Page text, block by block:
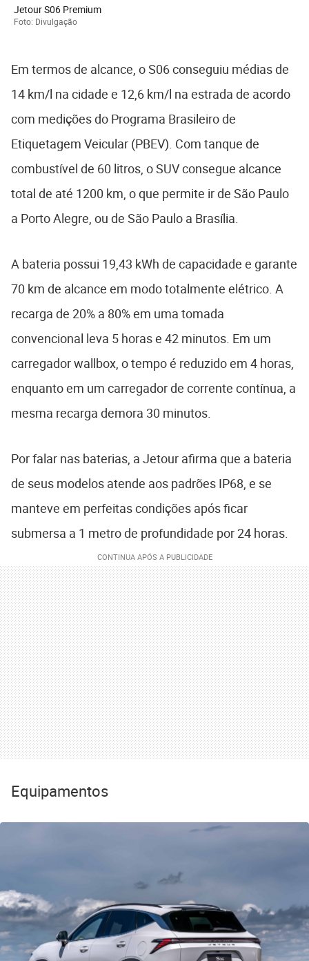
Jetour S06 Premium
Foto: Divulgação
Em termos de alcance, o S06 conseguiu médias de
14 km/l na cidade e 12,6 km/l na estrada de acordo
com medições do Programa Brasileiro de
Etiquetagem Veicular (PBEV). Com tanque de
combustível de 60 litros, o SUV consegue alcance
total de até 1200 km, o que permite ir de São Paulo
a Porto Alegre, ou de São Paulo a Brasília.
A bateria possui 19,43 kWh de capacidade e garante
70 km de alcance em modo totalmente elétrico. A
recarga de 20% a 80% em uma tomada
convencional leva 5 horas e 42 minutos. Em um
carregador wallbox, o tempo é reduzido em 4 horas,
enquanto em um carregador de corrente contínua, a
mesma recarga demora 30 minutos.
Por falar nas baterias, a Jetour afirma que a bateria
de seus modelos atende aos padrões IP68, e se
manteve em perfeitas condições após ficar
submersa a 1 metro de profundidade por 24 horas.
Equipamentos